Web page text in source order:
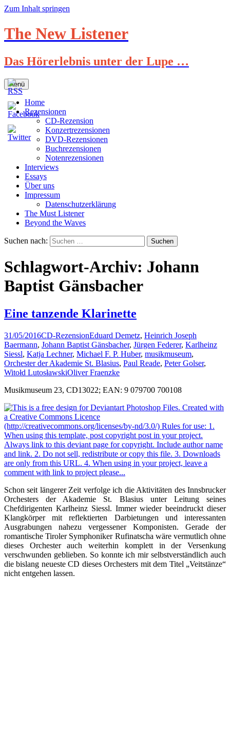
Zum Inhalt springen
The New Listener
Das Hörerlebnis unter der Lupe …
Menü
Home
Rezensionen
CD-Rezension
Konzertrezensionen
DVD-Rezensionen
Buchrezensionen
Notenrezensionen
Interviews
Essays
Über uns
Impressum
Datenschutzerklärung
The Must Listener
Beyond the Waves
Suchen nach:
Schlagwort-Archiv: Johann
Baptist Gänsbacher
Eine tanzende Klarinette
31/05/2016CD-RezensionEduard Demetz, Heinrich Joseph
Baermann, Johann Baptist Gänsbacher, Jürgen Federer, Karlheinz
Siessl, Katja Lechner, Michael F. P. Huber, musikmuseum,
Orchester der Akademie St. Blasius, Paul Reade, Peter Golser,
Witołd LutosławskiOliver Fraenzke
Musikmuseum 23, CD13022; EAN: 9 079700 700108
Schon seit längerer Zeit verfolge ich die Aktivitäten des Innsbrucker
Orchesters der Akademie St. Blasius unter Leitung seines
Chefdirigenten Karlheinz Siessl. Immer wieder beeindruckt dieser
Klangkörper mit reflektierten Darbietungen und interessanten
Ausgrabungen nahezu vergessener Komponisten. Gerade der
romantische Tiroler Symphoniker Rufinatscha wäre vermutlich ohne
dieses Orchester auch weiterhin komplett in der Versenkung
verschwunden geblieben. So konnte ich mir selbstverständlich auch
die bislang neueste CD dieses Orchesters mit dem Titel „Veitstänze“
nicht entgehen lassen.